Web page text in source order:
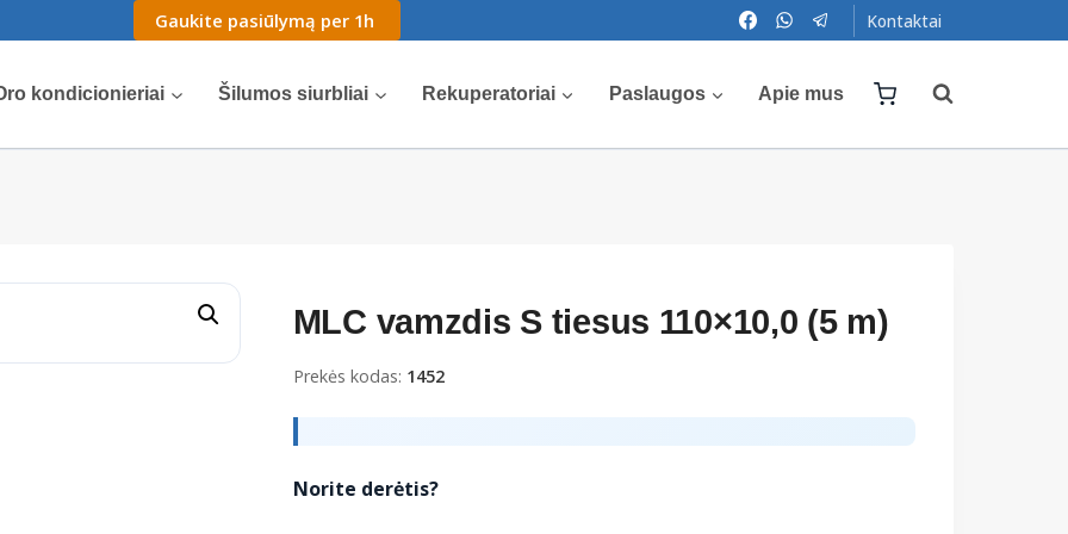
Gaukite pasiūlymą per 1h Kontaktai
kondicionieriai Šilumos siurbliai Rekuperatoriai Paslaugos Apie mus
MLC vamzdis S tiesus 110×10,0 (5 m)
Prekės kodas: 1452
Norite derėtis?